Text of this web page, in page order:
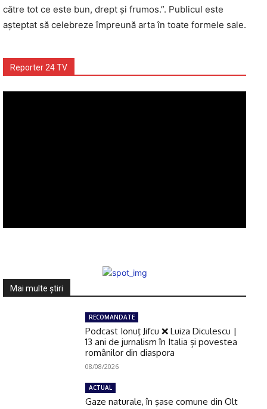
către tot ce este bun, drept și frumos.”. Publicul este
așteptat să celebreze împreună arta în toate formele sale.
Reporter 24 TV
Mai multe ştiri
RECOMANDATE
Podcast Ionuţ Jifcu ❌ Luiza Diculescu |
13 ani de jurnalism în Italia și povestea
românilor din diaspora
08/08/2026
ACTUAL
Gaze naturale, în şase comune din Olt